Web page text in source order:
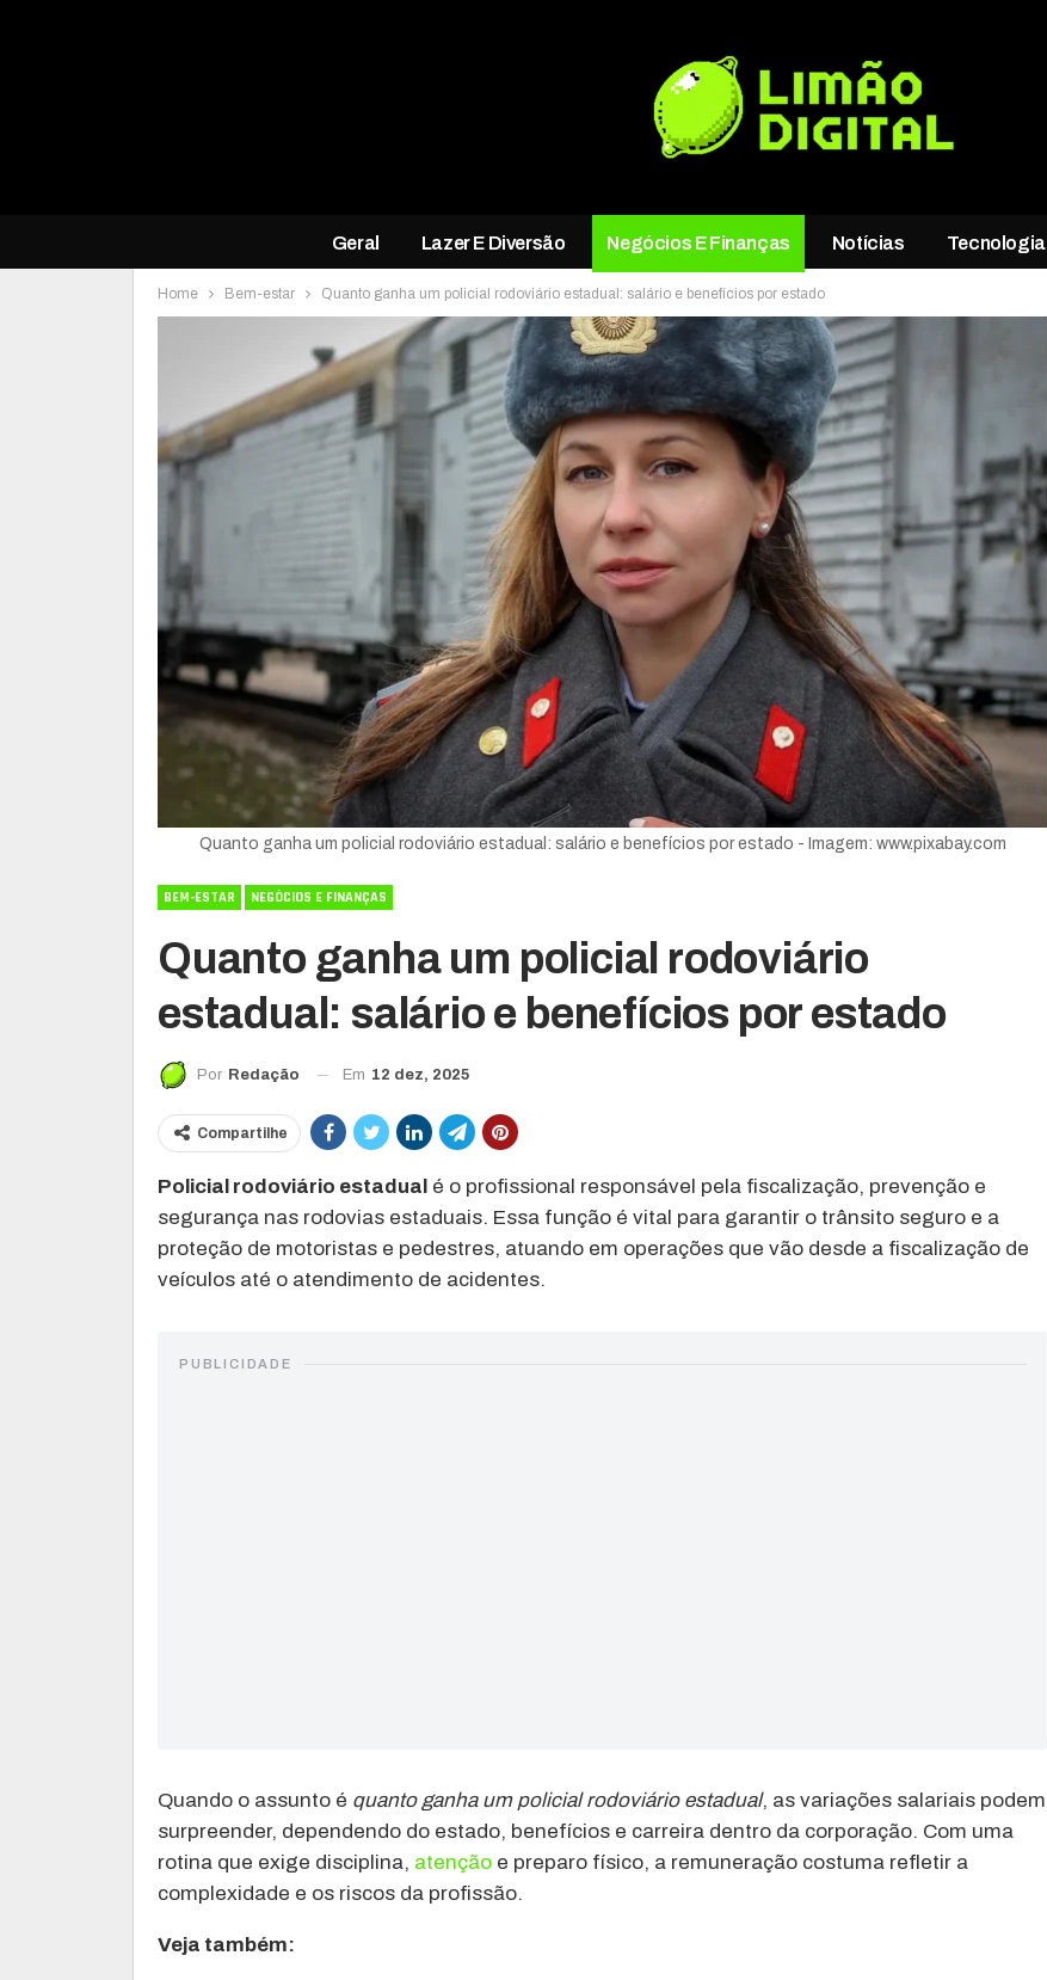
Geral Lazer E Diversão Negócios E Finanças Notícias Tecnologia
Home Bem-estar Quanto ganha um policial rodoviário estadual: salário e benefícios por estado
Quanto ganha um policial rodoviário estadual: salário e benefícios por estado - Imagem: www.pixabay.com
BEM-ESTAR NEGÓCIOS E FINANÇAS
Quanto ganha um policial rodoviário
estadual: salário e benefícios por estado
Por Redação Em 12 dez, 2025
Compartilhe
Policial rodoviário estadual é o profissional responsável pela fiscalização, prevenção e
segurança nas rodovias estaduais. Essa função é vital para garantir o trânsito seguro e a
proteção de motoristas e pedestres, atuando em operações que vão desde a fiscalização de
veículos até o atendimento de acidentes.
PUBLICIDADE
Quando o assunto é quanto ganha um policial rodoviário estadual, as variações salariais podem
surpreender, dependendo do estado, benefícios e carreira dentro da corporação. Com uma
rotina que exige disciplina, atenção e preparo físico, a remuneração costuma refletir a
complexidade e os riscos da profissão.
Veja também: